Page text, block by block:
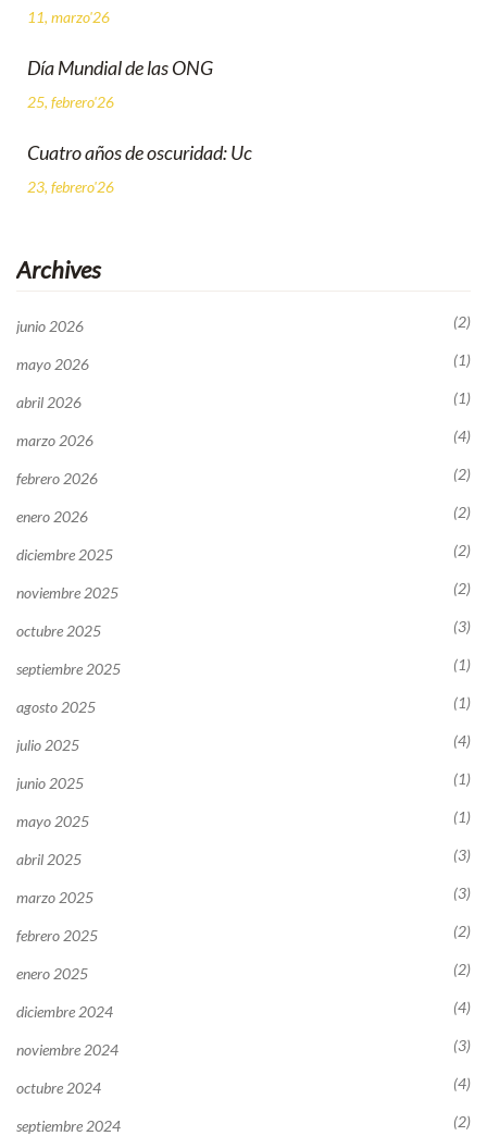
11, marzo'26
Día Mundial de las ONG
25, febrero'26
Cuatro años de oscuridad: Uc
23, febrero'26
Archives
junio 2026 (2)
mayo 2026 (1)
abril 2026 (1)
marzo 2026 (4)
febrero 2026 (2)
enero 2026 (2)
diciembre 2025 (2)
noviembre 2025 (2)
octubre 2025 (3)
septiembre 2025 (1)
agosto 2025 (1)
julio 2025 (4)
junio 2025 (1)
mayo 2025 (1)
abril 2025 (3)
marzo 2025 (3)
febrero 2025 (2)
enero 2025 (2)
diciembre 2024 (4)
noviembre 2024 (3)
octubre 2024 (4)
septiembre 2024 (2)